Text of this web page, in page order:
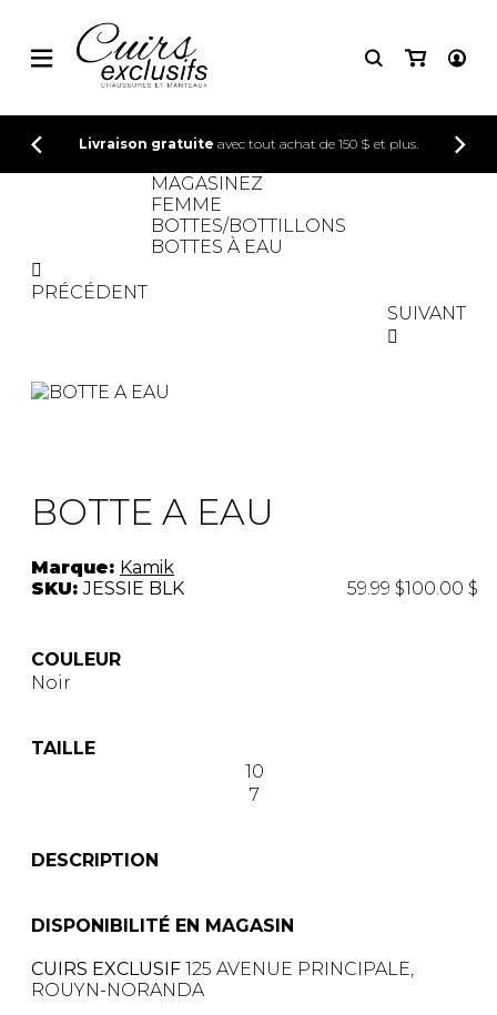
CONNEXION
INSCRIPTION
Livraison gratuite avec tout achat de 150 $ et plus.
MAGASINEZ
FEMME
BOTTES/BOTTILLONS
BOTTES À EAU
PRÉCÉDENT
SUIVANT
BOTTE A EAU
Marque: Kamik
SKU:JESSIE BLK 59.99 $100.00 $
COULEUR
Noir
TAILLE
10
7
DESCRIPTION
DISPONIBILITÉ EN MAGASIN
CUIRS EXCLUSIF 125 AVENUE PRINCIPALE,
ROUYN-NORANDA